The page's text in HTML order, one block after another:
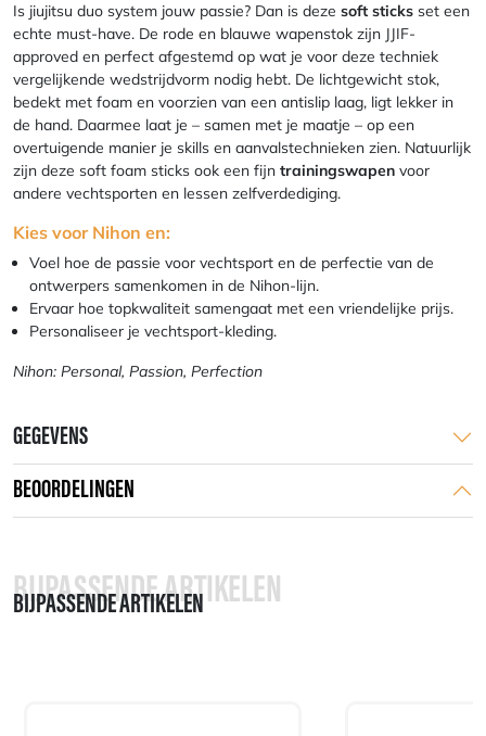
Is jiujitsu duo system jouw passie? Dan is deze soft sticks set een
echte must-have. De rode en blauwe wapenstok zijn JJIF-
approved en perfect afgestemd op wat je voor deze techniek
vergelijkende wedstrijdvorm nodig hebt. De lichtgewicht stok,
bedekt met foam en voorzien van een antislip laag, ligt lekker in
de hand. Daarmee laat je – samen met je maatje – op een
overtuigende manier je skills en aanvalstechnieken zien. Natuurlijk
zijn deze soft foam sticks ook een fijn trainingswapen voor
andere vechtsporten en lessen zelfverdediging.
Kies voor Nihon en:
Voel hoe de passie voor vechtsport en de perfectie van de
ontwerpers samenkomen in de Nihon-lijn.
Ervaar hoe topkwaliteit samengaat met een vriendelijke prijs.
Personaliseer je vechtsport-kleding.
Nihon: Personal, Passion, Perfection
GEGEVENS
BEOORDELINGEN
BIJPASSENDE ARTIKELEN
BIJPASSENDE ARTIKELEN